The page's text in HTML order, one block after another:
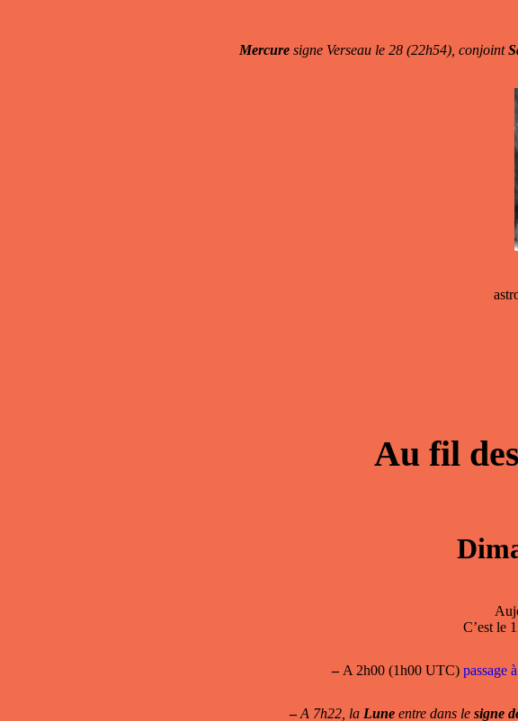
Mercuresigne Verseau le 28 (22h54), conjoint
Au fil
C’est le
–A 2h00 (1h00 UTC) passage
– A 7h22, la Lune entre dans le signe